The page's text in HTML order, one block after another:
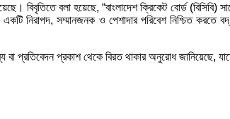
বিবৃতিতে বলা হয়েছে, “বাংলাদেশ ক্রিকেট বোর্ড
নিরাপদ, সম্মানজনক ও পেশাদার পরিবেশ নিশ্চিত
প্রতিবেদন প্রকাশ থেকে বিরত থাকার অনুরোধ জানিয়েছে,